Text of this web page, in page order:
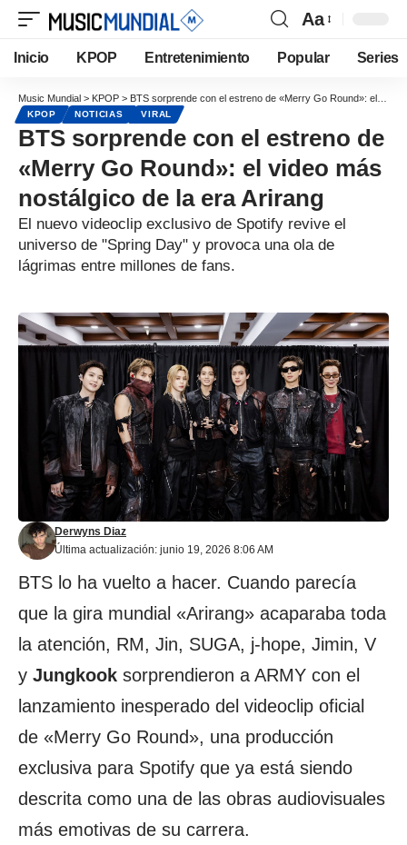
Aa
Inicio KPOP Entretenimiento Popular Series
Music Mundial > KPOP > BTS sorprende con el estreno de «Merry Go Round»: el video más nostálgico de la era Arirang
KPOP NOTICIAS VIRAL
BTS sorprende con el estreno de
«Merry Go Round»: el video más
nostálgico de la era Arirang
El nuevo videoclip exclusivo de Spotify revive el
universo de "Spring Day" y provoca una ola de
lágrimas entre millones de fans.
Última actualización: junio 19, 2026 8:06 AM
Derwyns Diaz
BTS lo ha vuelto a hacer. Cuando parecía
que la gira mundial «Arirang» acaparaba toda
la atención, RM, Jin, SUGA, j-hope, Jimin, V
y Jungkook sorprendieron a ARMY con el
lanzamiento inesperado del videoclip oficial
de «Merry Go Round», una producción
exclusiva para Spotify que ya está siendo
descrita como una de las obras audiovisuales
más emotivas de su carrera.